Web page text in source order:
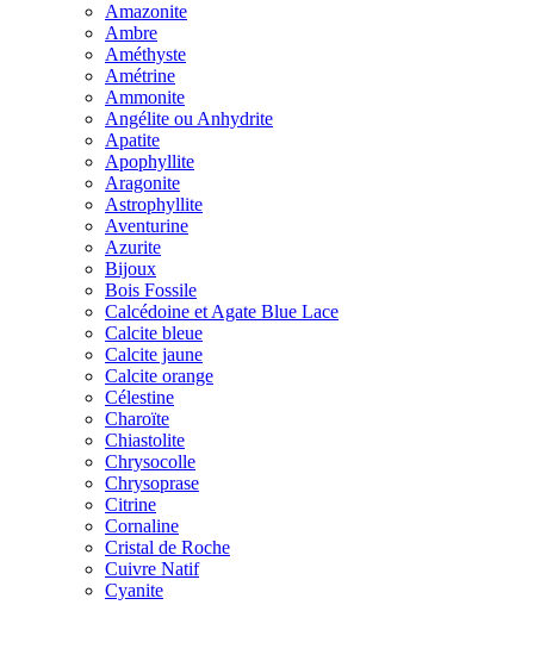
Amazonite
Ambre
Améthyste
Amétrine
Ammonite
Angélite ou Anhydrite
Apatite
Apophyllite
Aragonite
Astrophyllite
Aventurine
Azurite
Bijoux
Bois Fossile
Calcédoine et Agate Blue Lace
Calcite bleue
Calcite jaune
Calcite orange
Célestine
Charoïte
Chiastolite
Chrysocolle
Chrysoprase
Citrine
Cornaline
Cristal de Roche
Cuivre Natif
Cyanite